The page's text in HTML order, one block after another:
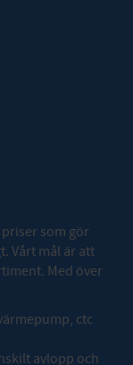
som gör
Vårt mål är att
Med över
ctc
avlopp och